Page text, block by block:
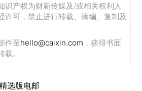
识产权为财新传媒及/或相关权利人
许可，禁止进行转载、摘编、复制及
件至hello@caixin.com ，获得书面
。
选版电邮